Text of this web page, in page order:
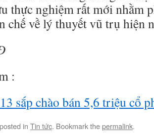
thực nghiệm rất mới nhằm
chế về lý thuyết vũ trụ hiện
:
sắp chào bán 5,6 triệu cổ
in Tin tức. Bookmark thepermalink.